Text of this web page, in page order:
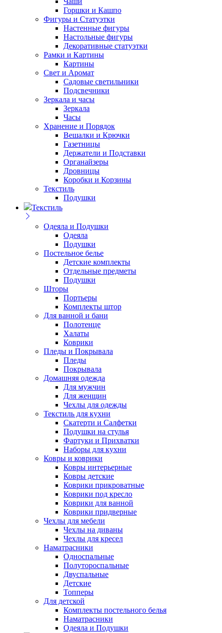
Горшки и Кашпо
Фигуры и Статуэтки
Настенные фигуры
Настольные фигуры
Декоративные статуэтки
Рамки и Картины
Картины
Свет и Аромат
Садовые светильники
Подсвечники
Зеркала и часы
Зеркала
Часы
Хранение и Порядок
Вешалки и Крючки
Газетницы
Держатели и Подставки
Органайзеры
Дровницы
Коробки и Корзины
Текстиль
Подушки
Текстиль
Одеяла и Подушки
Одеяла
Подушки
Постельное белье
Детские комплекты
Отдельные предметы
Подушки
Шторы
Портьеры
Комплекты штор
Для ванной и бани
Полотенце
Халаты
Коврики
Пледы и Покрывала
Пледы
Покрывала
Домашняя одежда
Для мужчин
Для женщин
Чехлы для одежды
Текстиль для кухни
Скатерти и Салфетки
Подушки на стулья
Фартуки и Прихватки
Наборы для кухни
Ковры и коврики
Ковры интерьерные
Ковры детские
Коврики прикроватные
Коврики под кресло
Коврики для ванной
Коврики придверные
Чехлы для мебели
Чехлы на диваны
Чехлы для кресел
Наматрасники
Односпальные
Полутороспальные
Двуспальные
Детские
Топперы
Для детской
Комплекты постельного белья
Наматрасники
Одеяла и Подушки